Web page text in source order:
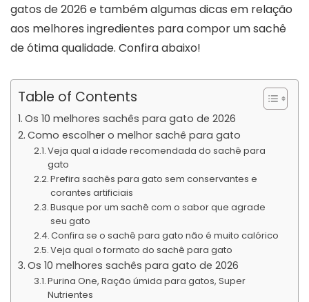
gatos de 2026 e também algumas dicas em relação
aos melhores ingredientes para compor um sachê
de ótima qualidade. Confira abaixo!
Table of Contents
Os 10 melhores sachês para gato de 2026
Como escolher o melhor sachê para gato
Veja qual a idade recomendada do sachê para
gato
Prefira sachês para gato sem conservantes e
corantes artificiais
Busque por um sachê com o sabor que agrade
seu gato
Confira se o sachê para gato não é muito calórico
Veja qual o formato do sachê para gato
Os 10 melhores sachês para gato de 2026
Purina One, Ração úmida para gatos, Super
Nutrientes